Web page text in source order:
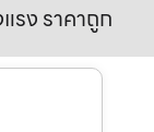
รง ราคาถูก